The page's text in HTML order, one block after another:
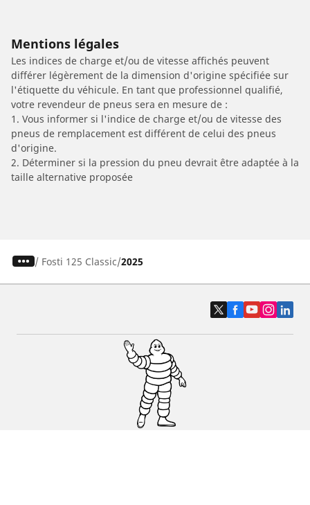
Mentions légales
Les indices de charge et/ou de vitesse affichés peuvent
différer légèrement de la dimension d'origine spécifiée sur
l'étiquette du véhicule. En tant que professionnel qualifié,
votre revendeur de pneus sera en mesure de :
1. Vous informer si l'indice de charge et/ou de vitesse des
pneus de remplacement est différent de celui des pneus
d'origine.
2. Déterminer si la pression du pneu devrait être adaptée à la
taille alternative proposée
/ Fosti 125 Classic 2025